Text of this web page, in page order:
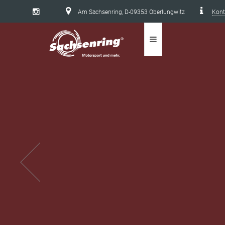
Am Sachsenring, D-09353 Oberlungwitz